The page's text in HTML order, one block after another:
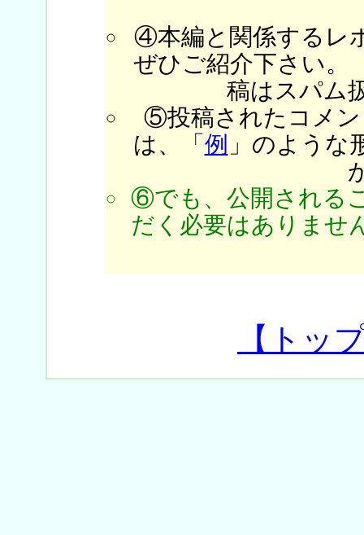
④本編と関係するレ
ぜひご紹介下さい。
稿はスパム
⑤投稿されたコメン
は、「 例 」のような
⑥でも、公開される
だく必要はありませ
【トッ